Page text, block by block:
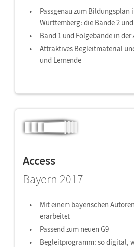
Passgenau zum Bildungsplan
Württemberg: die Bände 2 und
Band 1 und Folgebände in der
Attraktives Begleitmaterial
und Lernende
Access
Bayern 2017
Mit einem bayerischen
erarbeitet
Passend zum neuen G9
Begleitprogramm: so digital,